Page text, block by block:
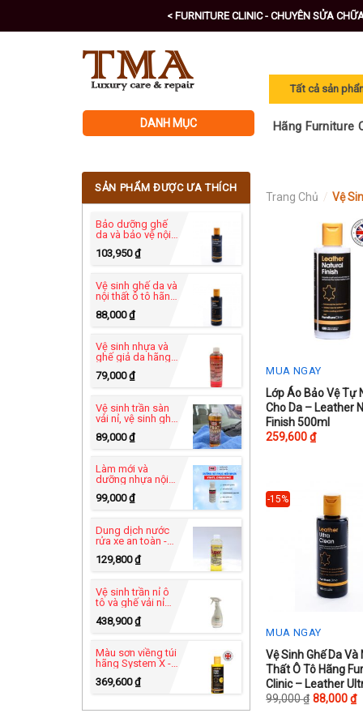
to
< FURNITURE CLINIC - CHUYÊN SỬA
DANH MỤC Hãng Furniture
SẢN PHẨM ĐƯỢC ƯA THÍCH
Bảo dưỡng ghế
da và bảo vệ nội
thất ô tô - Leather
Protection Cream
250ml
103,950₫
Vệ sinh ghế da và
nội thất ô tô hãng
Leather Ultra
Clean 250ml
88,000₫
Vệ sinh nhựa và
ghế giả da hãng
PRO USA - Heavy
Duty C-49
79,000₫
Vệ sinh trần sàn
vải nỉ, vệ sinh ghế
Power™ C-83
89,000₫
Làm mới và
dưỡng nhựa nội
thất - Vinyl
Dressing UB-82
99,000₫
Dung dịch nước
rửa xe an toàn -
C-60 tự rửa xe tại
nhà
129,800₫
Vệ sinh trần nỉ ô
tô và ghế vải nỉ
Clinic - Carpet
Cleaner 500ml
438,900₫
Màu sơn viềng túi
hãng System X -
Leather Edge
Paint 125ml
369,600₫
Trang Chủ /Vệ
MUA NGAY
This
product
has
options
page
Lớp Áo Bảo Vệ Tự
Cho Da – Leather
Finish 500ml
259,600₫
-15%
MUA NGAY
This
product
has
Vệ Sinh Ghế Da Và
Thất Ô Tô Hãng
Clinic – Leather
Clean 250ml
99,000₫ 88,000₫